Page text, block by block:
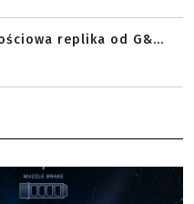
replika od G&...